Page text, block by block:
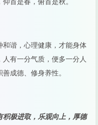
谐，心理健康，才能身体
有一分气质，便多一分人
成德、修身养性。­
积极进取，乐观向上，厚德